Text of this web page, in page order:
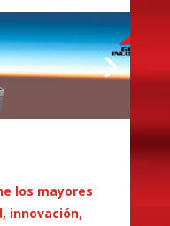
los mayores
innovación,